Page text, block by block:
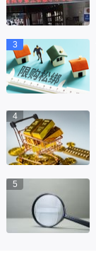
3
4
5